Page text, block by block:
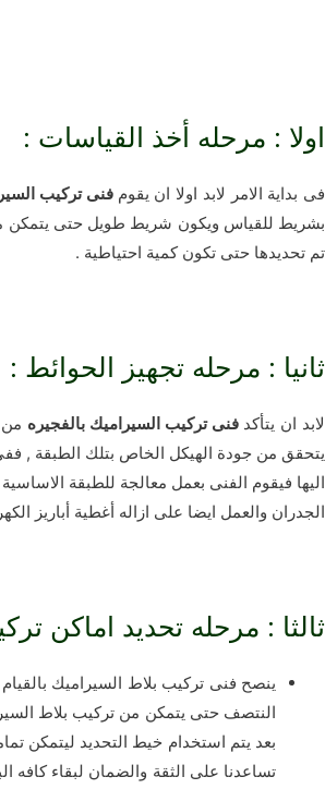
اولا : مرحله أخذ القياسات :
فى بداية الامر لابد اولا ان يقوم فنى تركيب
تم تحديدها حتى تكون كمية احتياطية .
ثانيا : مرحله تجهيز الحوائط :
لابد ان يتأكد فنى تركيب السيراميك بالفجيره من
يتحقق من جودة الهيكل الخاص بتلك الطبقة ,
اليها فيقوم الفنى بعمل معالجة للطبقة
الجدران والعمل ايضا على ازاله أغطية أباريز
ثالثا : مرحله تحديد اماكن
ينصح فنى تركيب بلاط السيراميك
النتصف حتى يتمكن من تركيب بلاط
بعد يتم استخدام خيط التحديد ليتمكن
تساعدنا على الثقة والضمان لبقاء كافه